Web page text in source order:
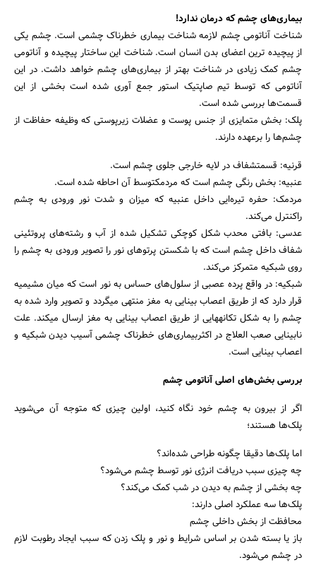
بیماری‌های چشم که درمان ندارد!
شناخت آناتومی چشم لازمه شناخت بیماری خطرناک چشمی است. چشم یکی
از پیچیده ترین اعضای بدن انسان است. شناخت این ساختار پیچیده و آناتومی
چشم کمک زیادی در شناخت بهتر از بیماری‌های چشم خواهد داشت. در این
آناتومی که توسط تیم صاپتیک استور جمع آوری شده است بخشی از این
قسمت‌ها بررسی شده است.
پلک: بخش متمایزی از جنس پوست و عضلات زیرپوستی که وظیفه حفاظت از
چشم‌ها را برعهده دارند.
قرنیه: قسمتشفاف در لایه خارجی جلوی چشم است.
عنبیه: بخش رنگی چشم است که مردمکتوسط آن احاطه شده است.
مردمک: حفره تیره‌ایی داخل عنبیه که میزان و شدت نور ورودی به چشم
راکنترل می‌کند.
عدسی: بافتی محدب شکل کوچکی تشکیل شده از آب و رشته‌های پروتئینی
شفاف داخل چشم است که با شکستن پرتوهای نور را تصویر ورودی به چشم را
روی شبکیه متمرکز می‌کند.
شبکیه: در واقع پرده عصبی از سلول‌های حساس به نور است که میان مشیمیه
قرار دارد که از طریق اعصاب بینایی به مغز منتهی می­گردد و تصویر وارد شده به
چشم را به شکل تکانه­هایی از طریق اعصاب بینایی به مغز ارسال می­کند. علت
نابینایی صعب العلاج در اکثربیماری‌های خطرناک چشمی آسیب دیدن شبکیه و
اعصاب بینایی است.
بررسی بخش‌های اصلی آناتومی چشم
اگر از بیرون به چشم خود نگاه کنید، اولین چیزی که متوجه آن می‌شوید
پلک‌ها هستند؛
اما پلک‌ها دقیقا چگونه طراحی شده‌اند؟
چه چیزی سبب دریافت انرژی نور توسط چشم می‌شود؟
چه بخشی از چشم به دیدن در شب کمک می‌کند؟
پلک‌ها سه عملکرد اصلی دارند:
محافظت از بخش داخلی چشم
باز یا بسته شدن بر اساس شرایط و نور و پلک زدن که سبب ایجاد رطوبت لازم
در چشم می‌شود.